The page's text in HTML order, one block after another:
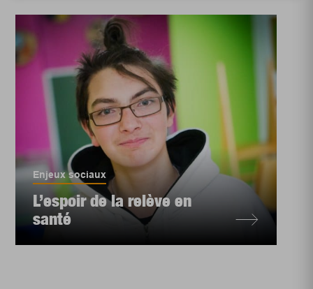
Enjeux sociaux
L’espoir de la relève en
santé